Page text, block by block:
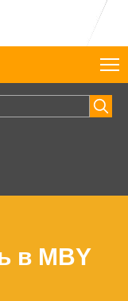
в MBY